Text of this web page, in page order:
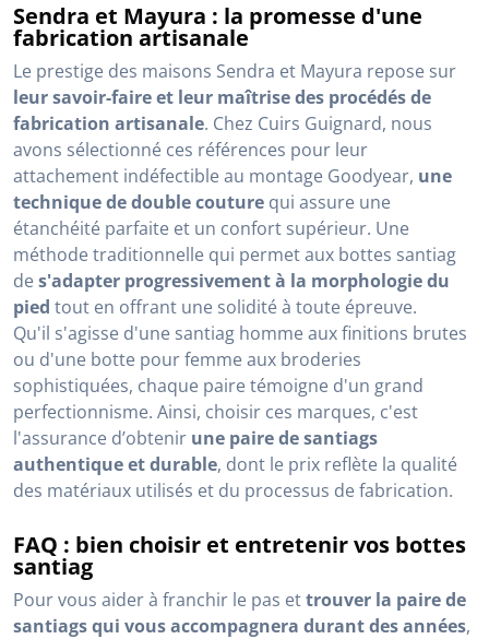
Sendra et Mayura : la promesse d'une
fabrication artisanale
Le prestige des maisons Sendra et Mayura repose sur
leur savoir-faire et leur maîtrise des procédés de
fabrication artisanale. Chez Cuirs Guignard, nous
avons sélectionné ces références pour leur
attachement indéfectible au montage Goodyear, une
technique de double couture qui assure une
étanchéité parfaite et un confort supérieur. Une
méthode traditionnelle qui permet aux bottes santiag
des'adapter progressivement à la morphologie du
pied tout en offrant une solidité à toute épreuve.
Qu'il s'agisse d'une santiag homme aux finitions brutes
ou d'une botte pour femme aux broderies
sophistiquées, chaque paire témoigne d'un grand
perfectionnisme. Ainsi, choisir ces marques, c'est
l'assurance d’obtenir une paire de santiags
authentique et durable, dont le prix reflète la qualité
des matériaux utilisés et du processus de fabrication.
FAQ : bien choisir et entretenir vos bottes
santiag
Pour vous aider à franchir le pas ettrouver la paire de
santiags qui vous accompagnera durant des années,